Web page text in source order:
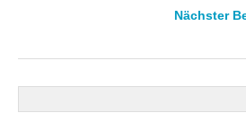
Nächster